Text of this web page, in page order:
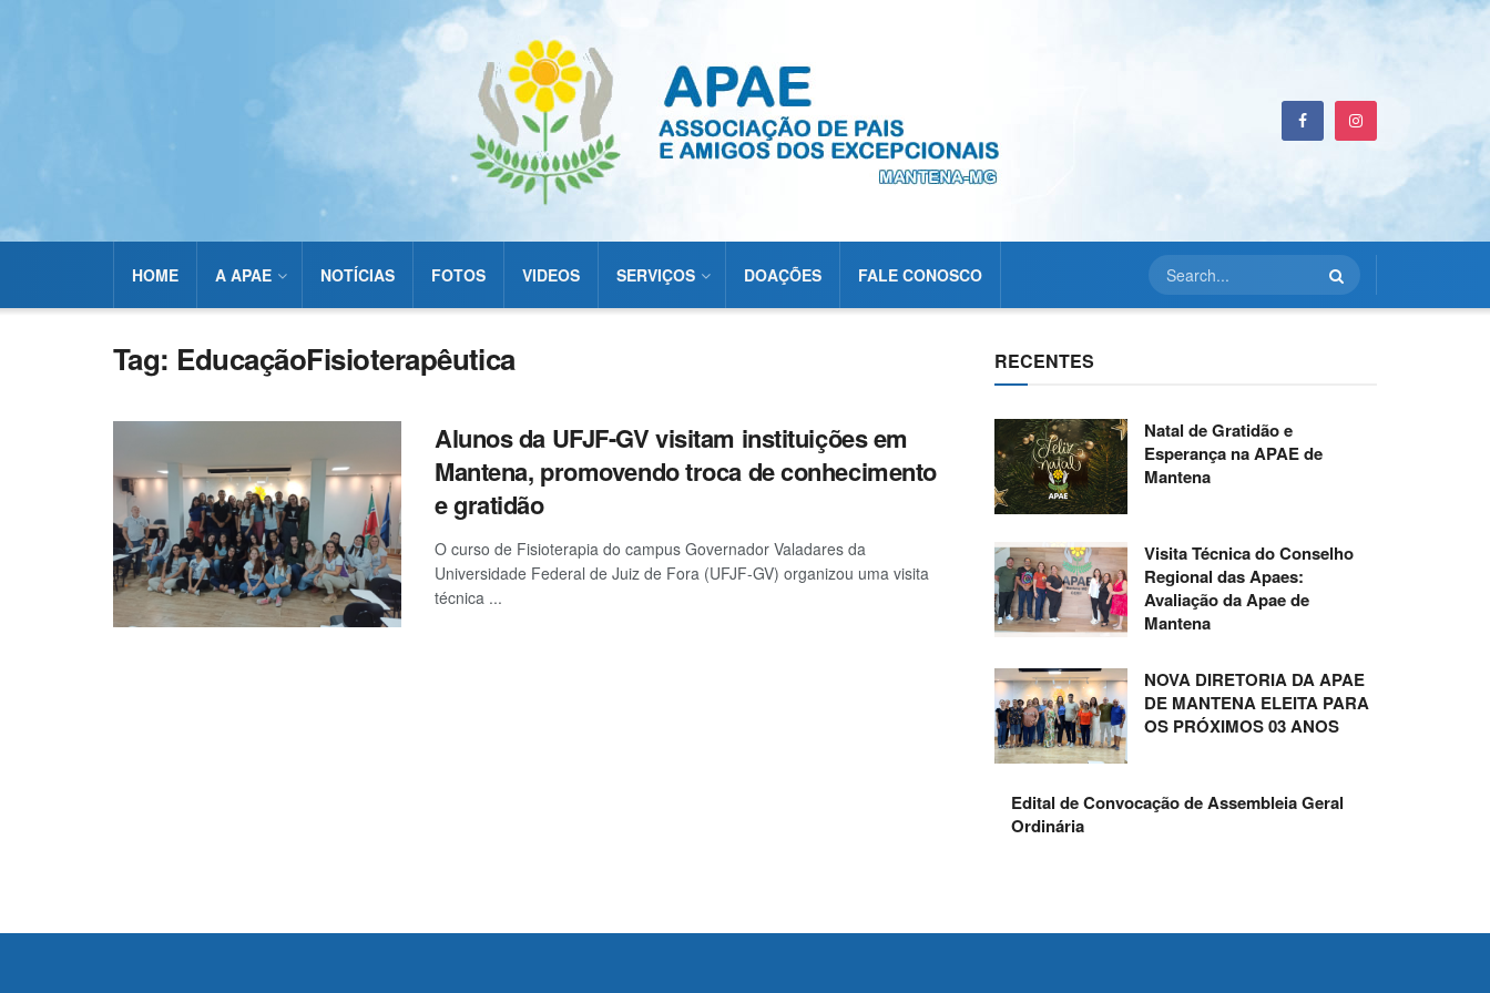
HOME A APAE NOTÍCIAS FOTOS VIDEOS SERVIÇOS DOAÇÕES FALE CONOSCO
Tag: EducaçãoFisioterapêutica
Alunos da UFJF-GV visitam instituições em
Mantena, promovendo troca de conhecimento
e gratidão
O curso de Fisioterapia do campus Governador Valadares da
Universidade Federal de Juiz de Fora (UFJF-GV) organizou uma visita
técnica ...
RECENTES
Natal de Gratidão e
Esperança na APAE de
Mantena
Visita Técnica do Conselho
Regional das Apaes:
Avaliação da Apae de
Mantena
NOVA DIRETORIA DA APAE
DE MANTENA ELEITA PARA
OS PRÓXIMOS 03 ANOS
Edital de Convocação de Assembleia Geral
Ordinária